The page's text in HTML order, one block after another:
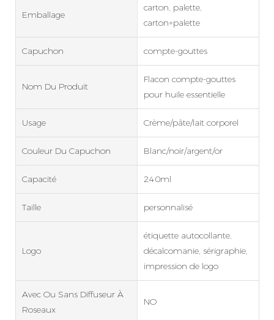
Emballage
carton, palette,
carton+palette
Capuchon compte-gouttes
Nom Du Produit
Flacon compte-gouttes
pour huile essentielle
Usage Crème/pâte/lait corporel
Couleur Du Capuchon Blanc/noir/argent/or
Capacité 240ml
Taille personnalisé
Logo
étiquette autocollante,
décalcomanie, sérigraphie,
impression de logo
Avec Ou Sans Diffuseur À
Roseaux
NO